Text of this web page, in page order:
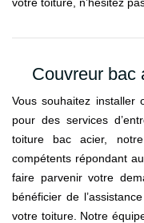
Couvreur bac
Vous souhaitez installer
pour des services
toiture bac acier,
compétents répondant
faire parvenir votre
bénéficier de
votre toiture. Notre